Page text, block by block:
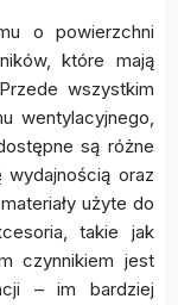
o powierzchni
które mają
wszystkim
wentylacyjnego,
są różne
oraz
użyte do
takie jak
czynnikiem jest
– im bardziej